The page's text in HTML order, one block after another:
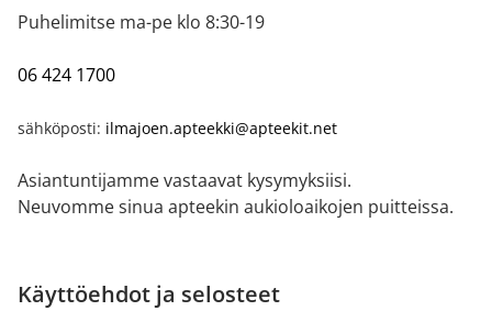
Puhelimitse ma-pe klo 8:30-19
06 424 1700
sähköposti: ilmajoen.apteekki@apteekit.net
Asiantuntijamme vastaavat kysymyksiisi.
Neuvomme sinua apteekin aukioloaikojen puitteissa.
Käyttöehdot ja selosteet